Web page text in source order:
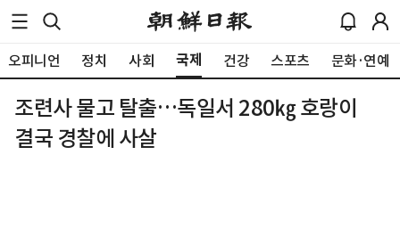
오피니언 정치 사회 국제 건강 스포츠 문화·연예
조련사 물고 탈출…독일서 280㎏ 호랑이
결국 경찰에 사살